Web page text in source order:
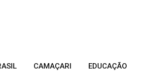
CAMAÇARI EDUCAÇÃO